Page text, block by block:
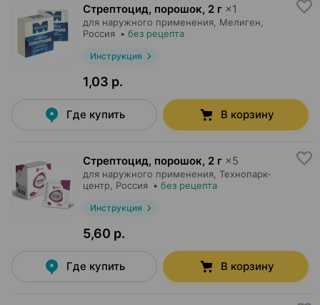
Стрептоцид, порошок, 2 г ×1
для наружного применения, Мелиген
Россия • без рецепта
Инструкция
1,03 р.
Где купить В корзину
Стрептоцид, порошок, 2 г ×5
для наружного применения, Технопарк-
центр , Россия • без рецепта
Инструкция
5,60 р.
Где купить В корзину